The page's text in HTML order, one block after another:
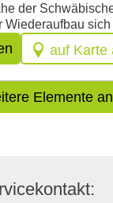
der
Wiederaufbau
auf Karte
Elemente